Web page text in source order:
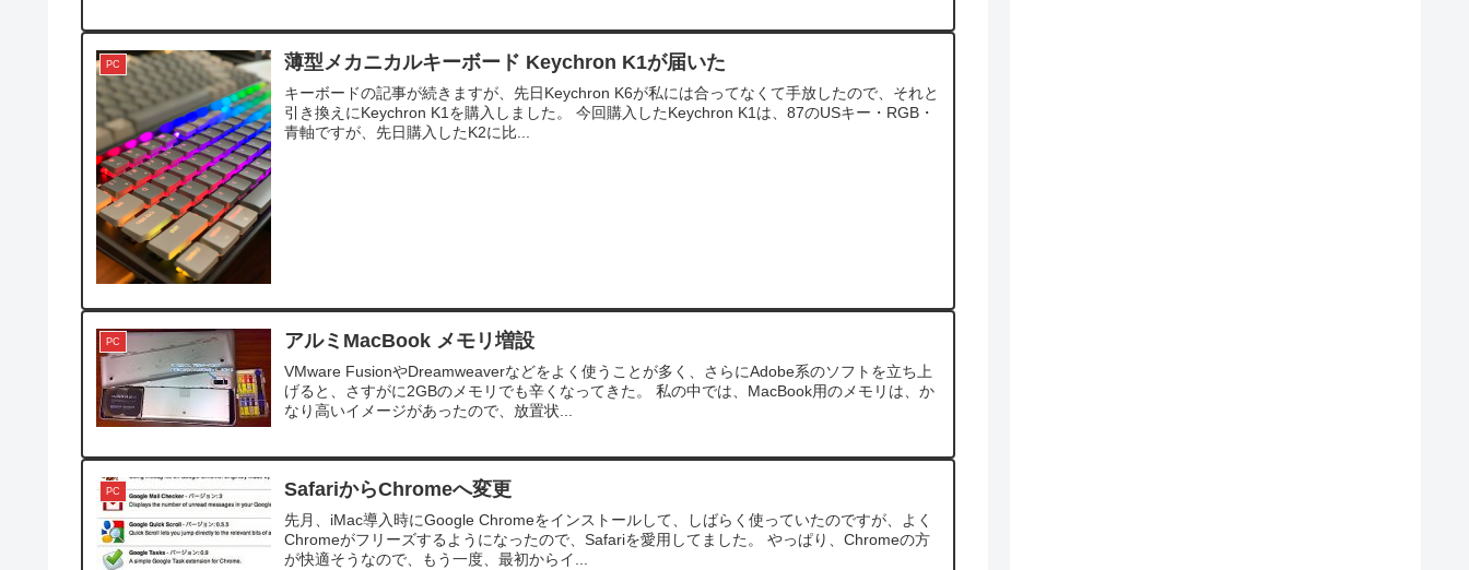
PC 薄型メカニカルキーボード Keychron K1が届いた
キーボードの記事が続きますが、先日Keychron K6が私には合ってなくて手放したので、それと
引き換えにKeychron K1を購入しました。 今回購入したKeychron K1は、87のUSキー・RGB・
青軸ですが、先日購入したK2に比...
PC アルミMacBook メモリ増設
VMware FusionやDreamweaverなどをよく使うことが多く、さらにAdobe系のソフトを立ち上
げると、さすがに2GBのメモリでも辛くなってきた。 私の中では、MacBook用のメモリは、か
なり高いイメージがあったので、放置状...
PC SafariからChromeへ変更
先月、iMac導入時にGoogle Chromeをインストールして、しばらく使っていたのですが、よく
Chromeがフリーズするようになったので、Safariを愛用してました。 やっぱり、Chromeの方
が快適そうなので、もう一度、最初からイ...